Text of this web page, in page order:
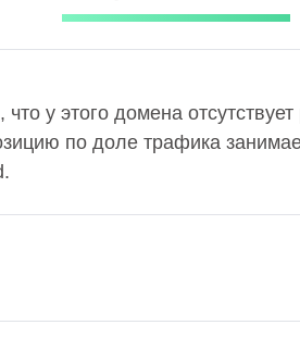
у этого домена
по доле трафика